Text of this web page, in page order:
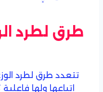
طرق لطرد
تتعدد طرق لطرد
إتباعها ولها